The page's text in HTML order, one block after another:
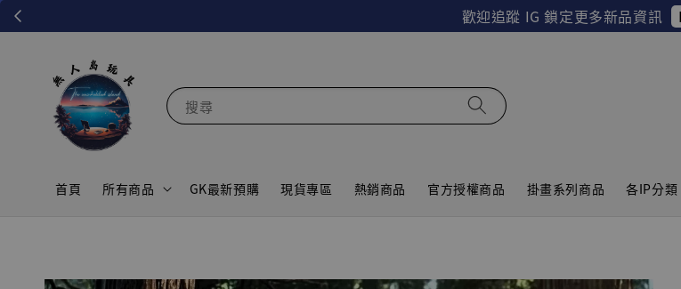
歡迎追蹤 IG 鎖定更多新品資訊
搜尋
首頁 所有商品 GK最新預購 現貨專區 熱銷商品 官方授權商品 掛畫系列商品 各IP分類